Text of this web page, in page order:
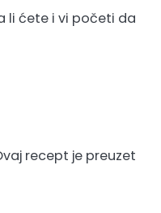
li ćete i vi početi da
Ovaj recept je preuzet